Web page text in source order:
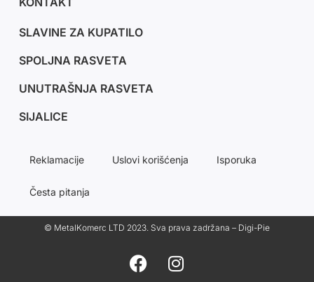
SLAVINE ZA KUPATILO
SPOLJNA RASVETA
UNUTRAŠNJA RASVETA
SIJALICE
Reklamacije Uslovi korišćenja Isporuka
Česta pitanja
© MetalKomerc LTD 2023. Sva prava zadržana – Digi-Pie